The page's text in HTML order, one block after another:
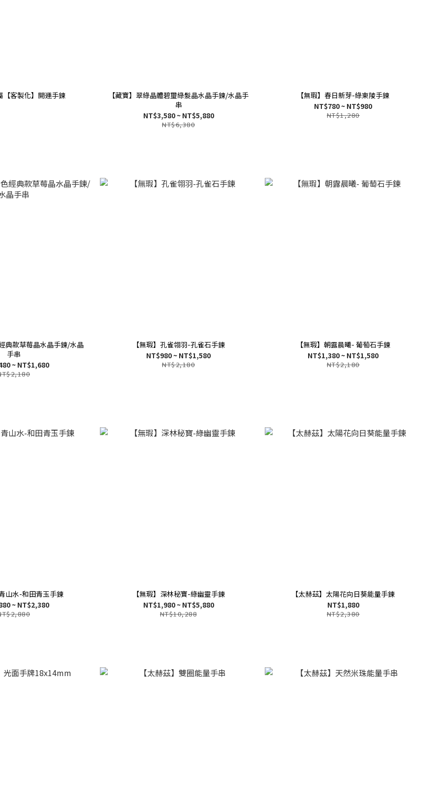
【客製化】開運手鍊
【藏寶】翠綠晶體碧璽綠髮晶水晶手鍊/水晶手
串
NT$3,580 ~ NT$5,880
NT$6,380
【無瑕】春日新芽-綠東陵手鍊
NT$780 ~ NT$980
NT$1,280
典款草莓晶水晶手鍊/水晶
手串
~ NT$1,680
【無瑕】孔雀翎羽-孔雀石手鍊
NT$980 ~ NT$1,580
NT$2,180
【無瑕】朝露晨曦- 葡萄石手鍊
NT$1,380 ~ NT$1,580
NT$2,180
山水-和田青玉手鍊
~ NT$2,380
【無瑕】深林秘寶-綠幽靈手鍊
NT$1,980 ~ NT$5,880
NT$10,288
【太赫茲】太陽花向日葵能量手鍊
NT$1,880
NT$2,380